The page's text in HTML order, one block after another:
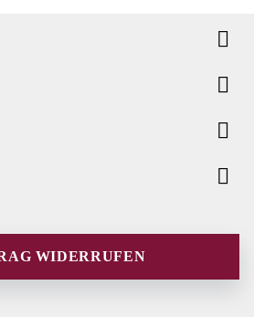




WIDERRUFEN